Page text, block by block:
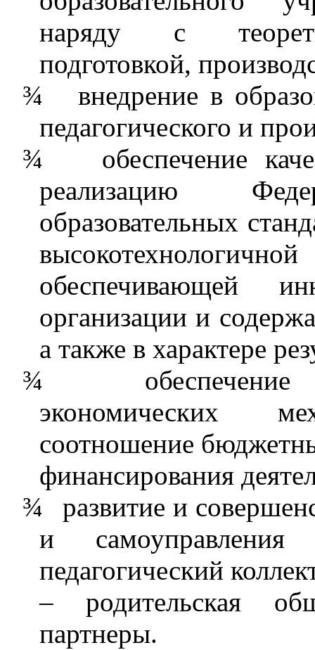
наряду с
подготовкой,
¾
внедрение в
педагогического и
¾
обеспечение
реализацию
образовательных
обеспечивающей
организации и
а также в характере
¾
обеспечение
экономических
соотношение
финансирования
¾
развитие и
и
педагогический
– родительская
партнеры.